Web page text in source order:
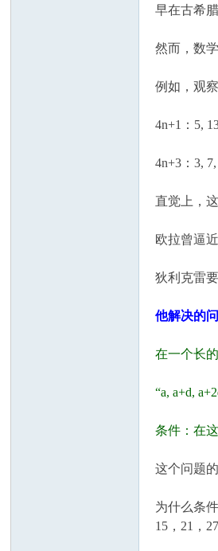
早在古希
然而，数
例如，观
4n+1：5,
4n+3：3,
直觉上，
欧拉曾逼
狄利克雷
他解决的
在一个长
“a, a+d,
条件：在
这个问题
为什么条
15，21，